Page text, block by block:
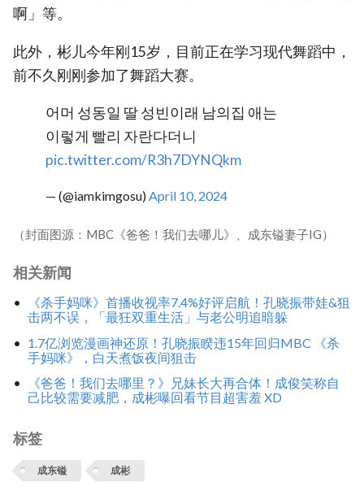
啊」等。
此外，彬儿今年刚15岁，目前正在学习现代舞蹈中，
前不久刚刚参加了舞蹈大赛。
어머 성동일 딸 성빈이래 남의집 애는
이렇게 빨리 자란다더니
pic.twitter.com/R3h7DYNQkm
— (@iamkimgosu) April 10, 2024
（封面图源：MBC《爸爸！我们去哪儿》、成东镒妻子IG）
相关新闻
《杀手妈咪》首播收视率7.4%好评启航！孔晓振带娃&狙
击两不误，「最狂双重生活」与老公明追暗躲
1.7亿浏览漫画神还原！孔晓振睽违15年回归MBC 《杀
手妈咪》，白天煮饭夜间狙击
《爸爸！我们去哪里？》兄妹长大再合体！成俊笑称自
己比较需要减肥，成彬曝回看节目超害羞 XD
标签
成东镒 成彬